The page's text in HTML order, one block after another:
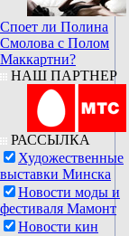
Споет ли Полина
Смолова с Полом
Маккартни?
НАШ ПАРТНЕР
РАССЫЛКА
Художественные
выставки Минска
Новости моды и
фестиваля Мамонт
Новости кин